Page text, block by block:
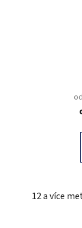
12 a více